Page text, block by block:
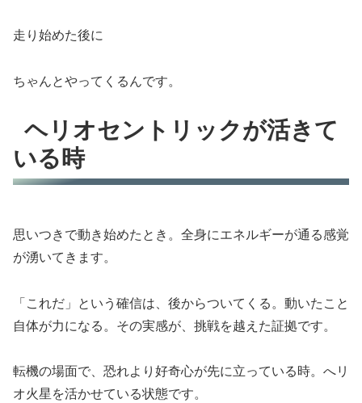
走り始めた後に
ちゃんとやってくるんです。
ヘリオセントリックが活きて
いる時
思いつきで動き始めたとき。全身にエネルギーが通る感覚
が湧いてきます。
「これだ」という確信は、後からついてくる。動いたこと
自体が力になる。その実感が、挑戦を越えた証拠です。
転機の場面で、恐れより好奇心が先に立っている時。へリ
オ火星を活かせている状態です。